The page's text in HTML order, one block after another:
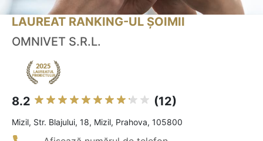
LAUREAT RANKING-UL ȘOIMII
OMNIVET S.R.L.
8.2 (12)
Mizil, Str. Blajului, 18, Mizil, Prahova, 105800